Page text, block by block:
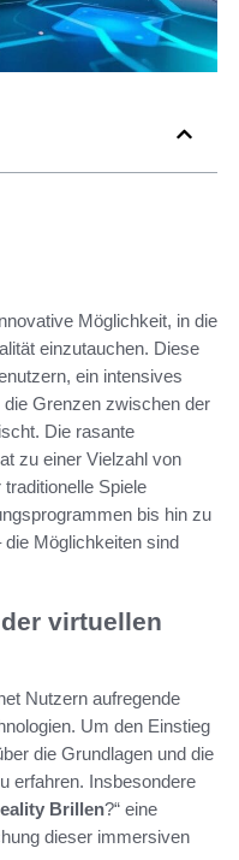
Möglichkeit, in die
einzutauchen. Diese
ein intensives
Grenzen zwischen der
Die rasante
zu einer Vielzahl von
Spiele
bis hin zu
Möglichkeiten sind
virtuellen
Nutzern aufregende
Um den Einstieg
die Grundlagen und die
erfahren. Insbesondere
Brillen?“ eine
dieser immersiven